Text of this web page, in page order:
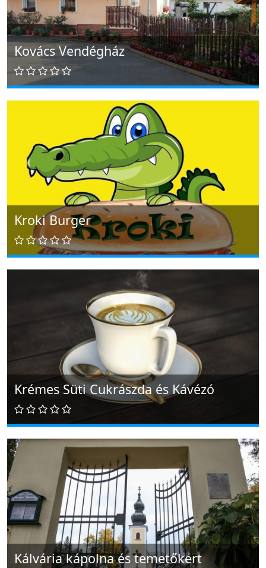
Kovács Vendégház
Kroki Burger
Krémes Süti Cukrászda és Kávézó
Kálvária kápolna és temetőkert